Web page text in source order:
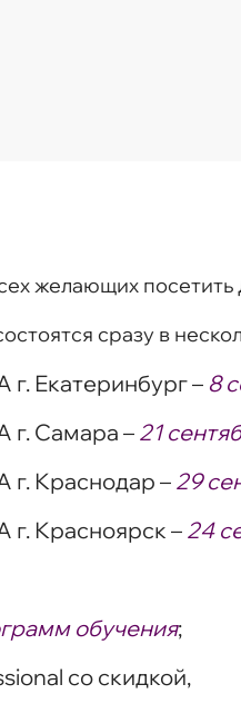
желающих
сразу в
г. Екатеринбург – 8
г. Самара –21
г. Краснодар –29
г. Красноярск – 24
обучения;
со скидкой,